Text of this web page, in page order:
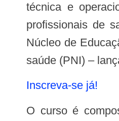
técnica e
profissionais de
Núcleo de
saúde (PNI) –
Inscreva-se já!
O curso é